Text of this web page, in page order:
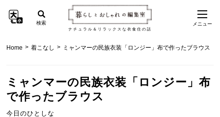
ナチュラル＆リラックスな衣食住の話
検索 メニュー
Home > 着こなし > ミャンマーの民族衣装「ロンジー」布で作ったブラウス
ミャンマーの民族衣装「ロンジー」布
で作ったブラウス
今日のひとしな